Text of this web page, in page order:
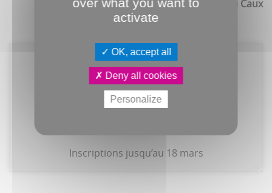
Antoine Caux
Engie Urban Trail d’Amiens
Le 22 mars, à partir de 13h30
Départ et arrivée à la citadelle
Inscriptions jusqu’au 18 mars
activate
OK, accept all
Deny all cookies
Personalize